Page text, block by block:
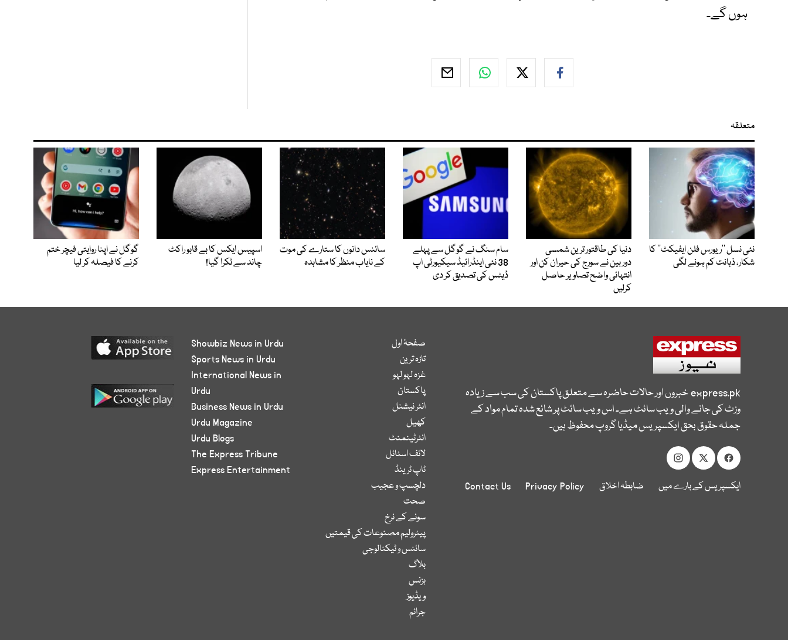
ہوں گے۔
متعلقہ
نئی نسل ’’ریورس فلن ایفیکٹ‘‘ کا
شکار، ذہانت کم ہونے لگی
دنیا کی طاقتور ترین شمسی
دوربین نے سورج کی حیران کن اور
انتہائی واضح تصاویر حاصل
کرلیں
سام سنگ نے گوگل سے پہلے
38 نئی اینڈرائیڈ سیکیورٹی اپ
ڈیٹس کی تصدیق کر دی
سائنس دانوں کا ستارے کی موت
کے نایاب منظر کا مشاہدہ
اسپیس ایکس کا بے قابو راکٹ
چاند سے ٹکرا گیا!
گوگل نے اپنا روایتی فیچر ختم
کرنے کا فیصلہ کر لیا
express.pkخبروں اور حالات حاضرہ سے متعلق پاکستان کی سب سے زیادہ
وزٹ کی جانے والی ویب سائٹ ہے۔ اس ویب سائٹ پر شائع شدہ تمام مواد کے
جملہ حقوق بحق ایکسپریس میڈیا گروپ محفوظ ہیں۔
ایکسپریس کے بارے میں ضابطہ اخلاق Privacy Policy
Contact Us
صفحۂ اول
تازہ ترین
غزہ لہو لہو
پاکستان
انٹر نیشنل
کھیل
انٹرٹینمنٹ
لائف اسٹائل
ٹاپ ٹرینڈ
دلچسپ و عجیب
صحت
سونے کے نرخ
پیٹرولیم مصنوعات کی قیمتیں
سائنس و ٹیکنالوجی
بلاگ
بزنس
ویڈیوز
جرائم
Showbiz News in Urdu
Sports News in Urdu
International News in
Urdu
Business News in Urdu
Urdu Magazine
Urdu Blogs
The Express Tribune
Express Entertainment